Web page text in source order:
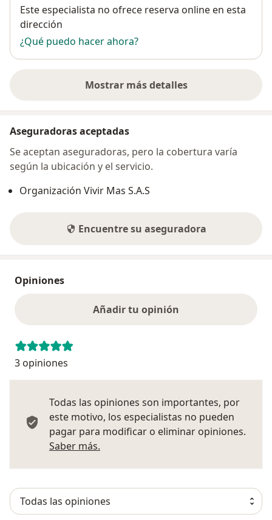
Disponibilidad
Este especialista no ofrece reserva online en esta
dirección
¿Qué puedo hacer ahora?
Mostrar más detalles
sobre la dirección
Aseguradoras aceptadas
Se aceptan aseguradoras, pero la cobertura varía
según la ubicación y el servicio.
Organización Vivir Mas S.A.S
Encuentre su aseguradora
Opiniones
Añadir tu opinión
3 opiniones
Todas las opiniones son importantes, por
este motivo, los especialistas no pueden
pagar para modificar o eliminar opiniones.
Saber más.